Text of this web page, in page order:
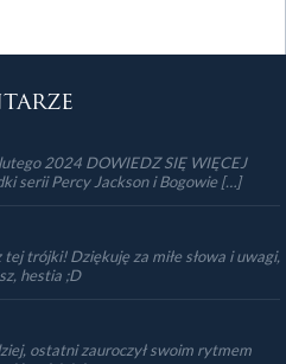
2024 DOWIEDZ SIĘ WIĘCEJ
serii Percy Jackson i Bogowie […]
trójki! Dziękuję za miłe słowa i uwagi,
hestia ;D
ostatni zauroczył swoim rytmem